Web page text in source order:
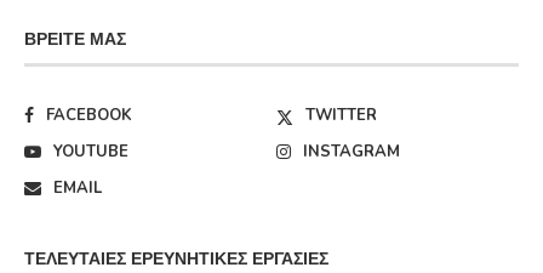
ΒΡΕΊΤΕ ΜΑΣ
FACEBOOK
TWITTER
YOUTUBE
INSTAGRAM
EMAIL
ΤΕΛΕΥΤΑΊΕΣ ΕΡΕΥΝΗΤΙΚΈΣ ΕΡΓΑΣΊΕΣ